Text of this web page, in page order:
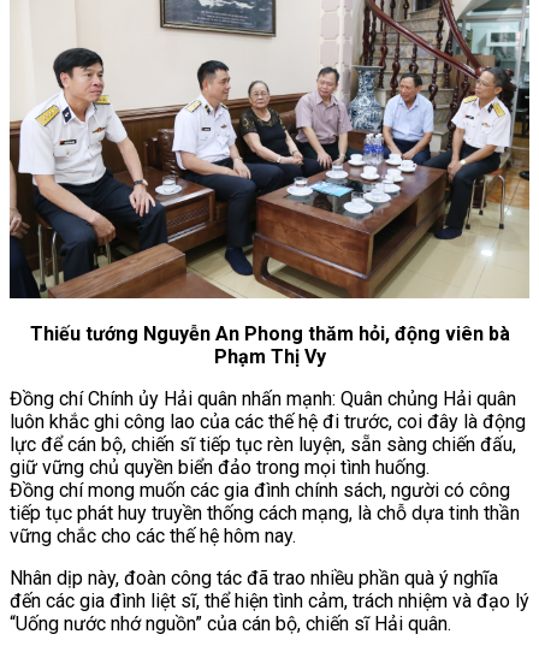
Thiếu tướng Nguyễn An Phong thăm hỏi, động viên bà
Phạm Thị Vy
Đồng chí Chính ủy Hải quân nhấn mạnh: Quân chủng Hải quân
luôn khắc ghi công lao của các thế hệ đi trước, coi đây là động
lực để cán bộ, chiến sĩ tiếp tục rèn luyện, sẵn sàng chiến đấu,
giữ vững chủ quyền biển đảo trong mọi tình huống.
Đồng chí mong muốn các gia đình chính sách, người có công
tiếp tục phát huy truyền thống cách mạng, là chỗ dựa tinh thần
vững chắc cho các thế hệ hôm nay.
Nhân dịp này, đoàn công tác đã trao nhiều phần quà ý nghĩa
đến các gia đình liệt sĩ, thể hiện tình cảm, trách nhiệm và đạo lý
“Uống nước nhớ nguồn” của cán bộ, chiến sĩ Hải quân.